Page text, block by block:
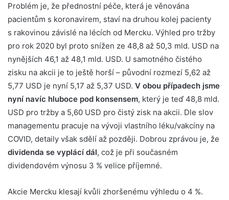
Problém je, že přednostní péče, která je věnována
pacientům s koronavirem, staví na druhou kolej pacienty
s rakovinou závislé na lécích od Mercku. Výhled pro tržby
pro rok 2020 byl proto snížen ze 48,8 až 50,3 mld. USD na
nynějších 46,1 až 48,1 mld. USD. U samotného čistého
zisku na akcii je to ještě horší – původní rozmezí 5,62 až
5,77 USD je nyní 5,17 až 5,37 USD. V obou případech jsme
nyní navíc hluboce pod konsensem, který je teď 48,8 mld.
USD pro tržby a 5,60 USD pro čistý zisk na akcii. Dle slov
managementu pracuje na vývoji vlastního léku/vakcíny na
COVID, detaily však sdělí až později. Dobrou zprávou je, že
dividenda se vyplácí dál, což je při současném
dividendovém výnosu 3 % velice příjemné.
Akcie Mercku klesají kvůli zhoršenému výhledu o 4 %.